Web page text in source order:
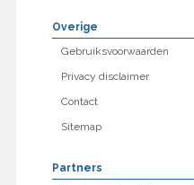
Overige
Gebruiksvoorwaarden
Privacy disclaimer
Contact
Sitemap
Partners